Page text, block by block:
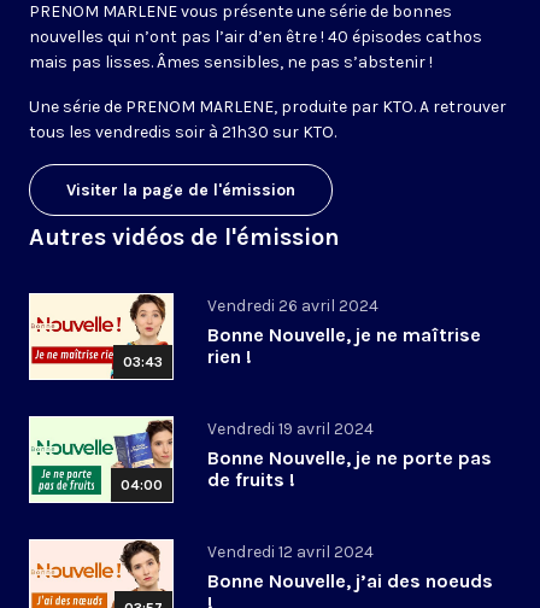
PRENOM MARLENE vous présente une série de bonnes
nouvelles qui n’ont pas l’air d’en être ! 40 épisodes cathos
mais pas lisses. Âmes sensibles, ne pas s’abstenir !
Une série de PRENOM MARLENE, produite par KTO. A retrouver
tous les vendredis soir à 21h30 sur KTO.
Visiter la page de l'émission
Autres vidéos de l'émission
03:43
Vendredi 26 avril 2024
Bonne Nouvelle, je ne maîtrise
rien !
04:00
Vendredi 19 avril 2024
Bonne Nouvelle, je ne porte pas
de fruits !
Vendredi 12 avril 2024
Bonne Nouvelle, j’ai des noeuds
!